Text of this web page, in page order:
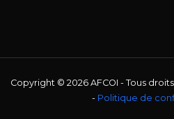
Copyright © 2026 AFCOI - Tous
- Politique de